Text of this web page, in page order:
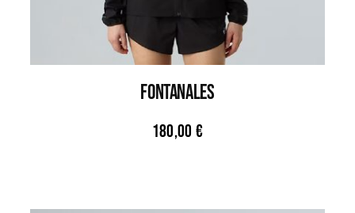
FONTANALES
180,00 €